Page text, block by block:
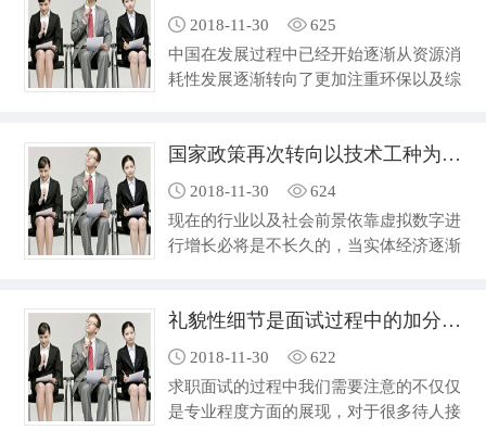
程中也会更加受到欢迎，同时在进行问答
的时候也会更加切中要点，因此这一环节
单独分离出来的意义就在于首先考察和岗
2018-11-30
625
中国在发展过程中已经开始逐渐从资源消
耗性发展逐渐转向了更加注重环保以及综
了国际市场对于中国市场的看法改变才能
够在后续的建设过程中逐渐走出不一样的
道路，这也是在职场当中给予我们的新启
示，比如在传统市场中技术工种反而成为
了逐渐沦落到底层工作的命运，在建国初
国家政策再次转向以技术工种为中心
2018-11-30
624
现在的行业以及社会前景依靠虚拟数字进
行增长必将是不长久的，当实体经济逐渐
正动力，这也是近年来国家从原本的支持
虚拟经济发展逐渐转变成为在多个领域之
中开始选择传统的技术领域进行扶持并且
培养的重要原因。 因为归根结底只有这
样的数字才是最为真实可靠的，同时能够
礼貌性细节是面试过程中的加分重点项
2018-11-30
622
求职面试的过程中我们需要注意的不仅仅
是专业程度方面的展现，对于很多待人接